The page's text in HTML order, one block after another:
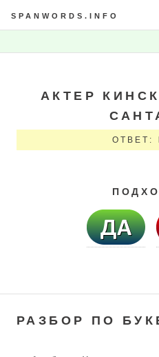
SPANWORDS.INFO
АКТЕР
ОТВЕТ:
РАЗБОР ПО